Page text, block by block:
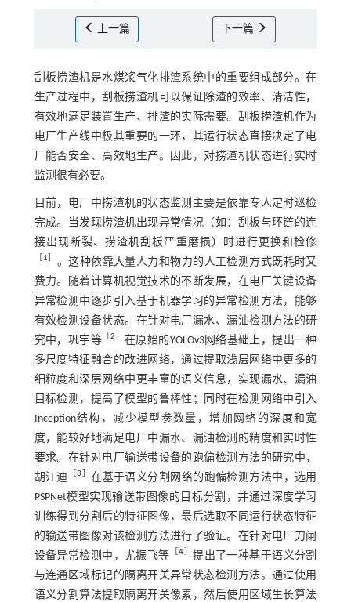
上一篇 下一篇
刮板捞渣机是水煤浆气化排渣系统中的重要组成部分。在
生产过程中，刮板捞渣机可以保证除渣的效率、清洁性，
有效地满足装置生产、排渣的实际需要。刮板捞渣机作为
电厂生产线中极其重要的一环，其运行状态直接决定了电
厂能否安全、高效地生产。因此，对捞渣机状态进行实时
监测很有必要。
目前，电厂中捞渣机的状态监测主要是依靠专人定时巡检
完成。当发现捞渣机出现异常情况（如：刮板与环链的连
接出现断裂、捞渣机刮板严重磨损）时进行更换和检修
［1］ 。这种依靠大量人力和物力的人工检测方式既耗时又
费力。随着计算机视觉技术的不断发展，在电厂关键设备
异常检测中逐步引入基于机器学习的异常检测方法，能够
有效检测设备状态。在针对电厂漏水、漏油检测方法的研
究中，巩宇等［2］在原始的YOLOv3网络基础上，提出一种
多尺度特征融合的改进网络，通过提取浅层网络中更多的
细粒度和深层网络中更丰富的语义信息，实现漏水、漏油
目标检测，提高了模型的鲁棒性；同时在检测网络中引入
Inception结构，减少模型参数量，增加网络的深度和宽
度，能较好地满足电厂中漏水、漏油检测的精度和实时性
要求。在针对电厂输送带设备的跑偏检测方法的研究中，
胡江迪
［3］在基于语义分割网络的跑偏检测方法中，选用
PSPNet模型实现输送带图像的目标分割，并通过深度学习
训练得到分割后的特征图像，最后选取不同运行状态特征
的输送带图像对该检测方法进行了验证。在针对电厂刀闸
设备异常检测中，尤振飞等 ［4］提出了一种基于语义分割
与连通区域标记的隔离开关异常状态检测方法。通过使用
语义分割算法提取隔离开关像素，然后使用区域生长算法